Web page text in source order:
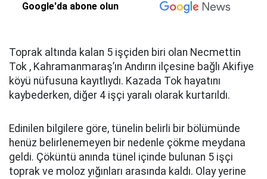
Google'da abone olun
Toprak altında kalan 5 işçiden biri olan Necmettin
Tok , Kahramanmaraş’ın Andırın ilçesine bağlı Akifiye
köyü nüfusuna kayıtlıydı. Kazada Tok hayatını
kaybederken, diğer 4 işçi yaralı olarak kurtarıldı.
Edinilen bilgilere göre, tünelin belirli bir bölümünde
henüz belirlenemeyen bir nedenle çökme meydana
geldi. Çöküntü anında tünel içinde bulunan 5 işçi
toprak ve moloz yığınları arasında kaldı. Olay yerine